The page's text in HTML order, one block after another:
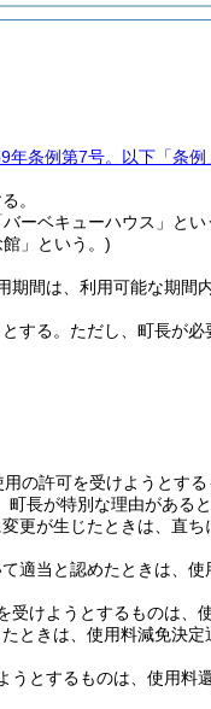
年条例第7号。以下「条例
。
ーベキューハウス」とい
」という。)
期間は、利用可能な期
する。 ただし、町長が必
の許可を受けようとす
町長が特別な理由がある
更が生じたときは、直ち
適当と認めたときは、使
受けようとするものは、
ときは、使用料減免決定
うとするものは、使用料